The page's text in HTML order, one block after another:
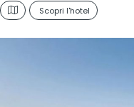
Scopri l'hotel